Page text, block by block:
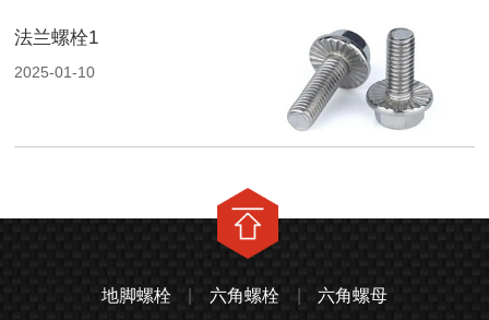
法兰螺栓1
2025-01-10
地脚螺栓 六角螺栓 六角螺母